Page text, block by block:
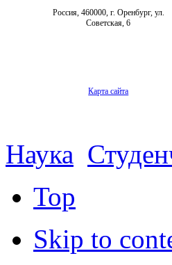
Россия, 460000, г. Оренбург, ул.
Советская, 6
Карта сайта
Наука
Top
Skip to